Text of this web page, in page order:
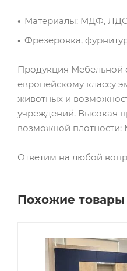
Материалы: МДФ,
Фрезеровка,
Продукция Мебельной
европейскому классу
животных и
учреждений. Высокая
возможной
Ответим на любой
Похожие товары